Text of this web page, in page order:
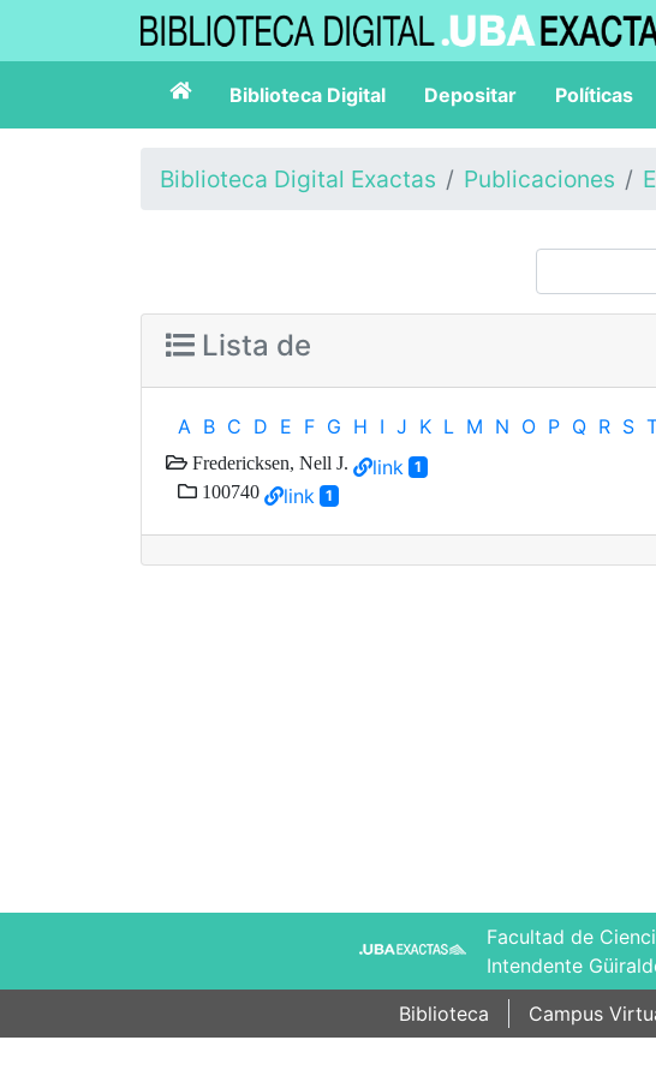
Biblioteca Digital Depositar Políticas
Biblioteca Digital Exactas Publicaciones
Lista de
A B C D E F G H I J K L M N O P Q R S
Fredericksen, Nell J. link 1
100740 link 1
Facultad de
Intendente
Biblioteca
Campus